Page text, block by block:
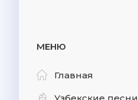
МЕНЮ
Главная